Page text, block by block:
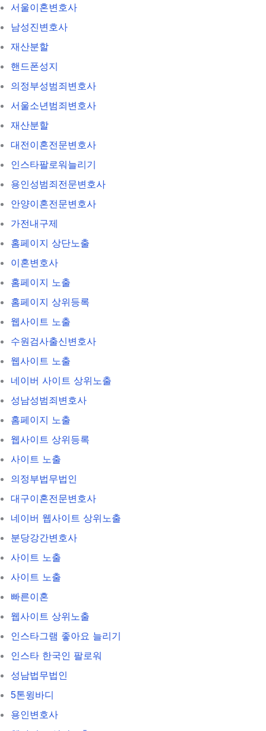
서울이혼변호사
남성진변호사
재산분할
핸드폰성지
의정부성범죄변호사
서울소년범죄변호사
재산분할
대전이혼전문변호사
인스타팔로워늘리기
용인성범죄전문변호사
안양이혼전문변호사
가전내구제
홈페이지 상단노출
이혼변호사
홈페이지 노출
홈페이지 상위등록
웹사이트 노출
수원검사출신변호사
웹사이트 노출
네이버 사이트 상위노출
성남성범죄변호사
홈페이지 노출
웹사이트 상위등록
사이트 노출
의정부법무법인
대구이혼전문변호사
네이버 웹사이트 상위노출
분당강간변호사
사이트 노출
사이트 노출
빠른이혼
웹사이트 상위노출
인스타그램 좋아요 늘리기
인스타 한국인 팔로워
성남법무법인
5톤윙바디
용인변호사